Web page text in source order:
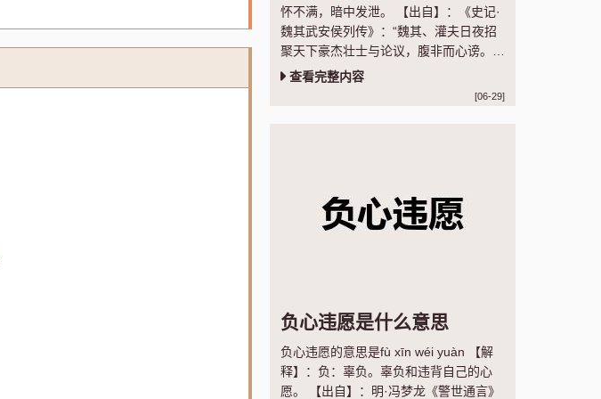
怀不满，暗中发泄。 【出自】：《史记·
魏其武安侯列传》：“魏其、灌夫日夜招
聚天下豪杰壮士与论议，腹非而心谤。”
【语法】：联合式；作谓语；指心怀不
查看完整内容
[06-29]
负心违愿是什么意思
负心违愿的意思是fù xīn wéi yuàn 【解
释】：负：辜负。辜负和违背自己的心
愿。 【出自】：明·冯梦龙《警世通言》